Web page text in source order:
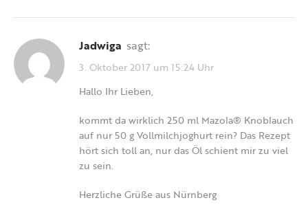
Jadwiga sagt:
3. Oktober 2017 um 15:24 Uhr
Hallo Ihr Lieben,
kommt da wirklich 250 ml Mazola® Knoblauch
auf nur 50 g Vollmilchjoghurt rein? Das Rezept
hört sich toll an, nur das Öl schient mir zu viel
zu sein.
Herzliche Grüße aus Nürnberg